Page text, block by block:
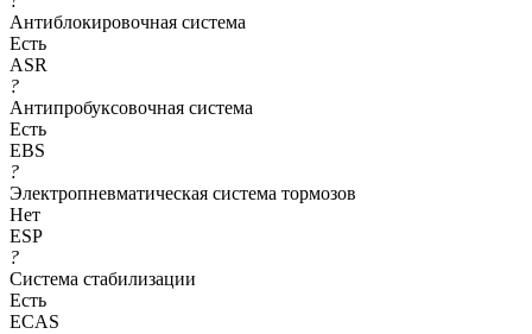
Антиблокировочная система
Есть
ASR
?
Антипробуксовочная система
Есть
EBS
?
Электропневматическая система тормозов
Нет
ESP
?
Система стабилизации
Есть
ECAS